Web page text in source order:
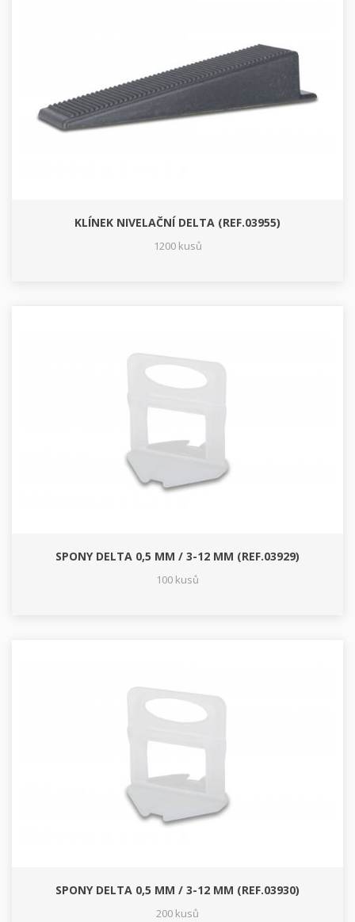
KLÍNEK NIVELAČNÍ DELTA (REF.03955)
1200 kusů
SPONY DELTA 0,5 MM / 3-12 MM (REF.03929)
100 kusů
SPONY DELTA 0,5 MM / 3-12 MM (REF.03930)
200 kusů